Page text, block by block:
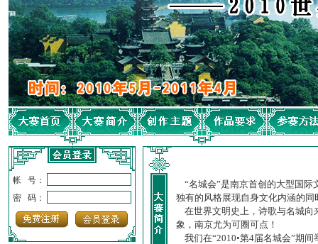
帐 号：
密 码：
“名城会”是南京首创的大型国际
独有的风格展现自身文化内涵的
在世界文明史上，诗歌与名城向
象，南京尤为可圈可点！
我们在“2010•第4届名城会”期